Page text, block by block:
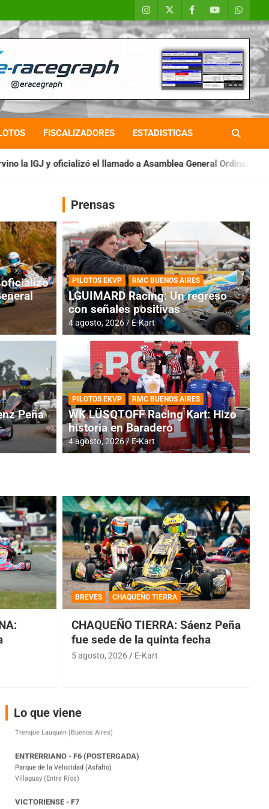
FISCALIZADORES ESTADISTICAS
a Asamblea General Ordinaria IAME SERIES
RMC BUENOS AIRES
Cerró una jornada
oficializó
Peña
Prensas
PILOTOS EKVP RMC BUENOS AIRES
LGUIMARD Racing: Un regreso
con señales positivas
4 agosto, 2026 E-Kart
PILOTOS EKVP RMC BUENOS AIRES
WK LÜSQTOFF Racing Kart: Hizo
historia en Baradero
4 agosto, 2026 E-Kart
BREVES CHAQUEÑO TIERRA
CHAQUEÑO TIERRA: Sáenz Peña
fue sede de la quinta fecha
5 agosto, 2026 E-Kart
Lo que viene
COBERTURA ESPECIAL DE E-KART.COM.AR
08/09-AGO
IAME SERIES ARGENTINA 6
Ramiro Tot (Asfalto)
Baradero (Buenos Aires)
Parque de la Velocidad (Asfalto)
El Cerro (Tierra)
Victoria (Entre Ríos)
Moto Club Reginense (Tierra)